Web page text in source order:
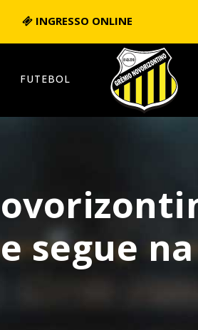
INGRESSO ONLINE
FUTEBOL
segue